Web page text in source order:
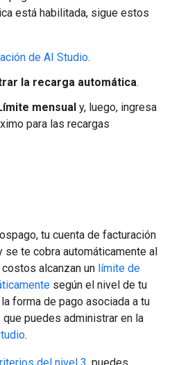
está habilitada, sigue estos
de AI Studio.
la recarga automática.
mensual y, luego, ingresa
para las recargas
tu cuenta de facturación
se te cobra automáticamente al
alcanzan un límite de
según el nivel de tu
forma de pago asociada a tu
puedes administrar en la
.
del nivel 3, puedes